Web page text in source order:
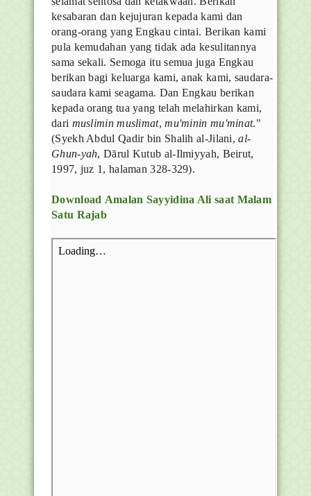
kesabaran dan kejujuran kepada kami dan
orang-orang yang Engkau cintai. Berikan kami
pula kemudahan yang tidak ada kesulitannya
sama sekali. Semoga itu semua juga Engkau
berikan bagi keluarga kami, anak kami, saudara-
saudara kami seagama. Dan Engkau berikan
kepada orang tua yang telah melahirkan kami,
dari muslimin muslimat,mu'minin mu'minat."
(Syekh Abdul Qadir bin Shalih al-Jilani,al-
Ghun-yah, Dārul Kutub al-Ilmiyyah, Beirut,
1997, juz 1, halaman 328-329).
Download Amalan Sayyidina Ali saat Malam
Satu Rajab